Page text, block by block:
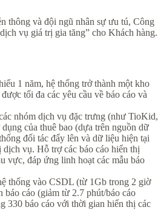
thông và đội ngũ nhân sự ưu tú, Công
vụ giá trị gia tăng” cho Khách hàng.
1 năm, hệ thống trở thành một kho
tối đa các yêu cầu về báo cáo và
nhóm dịch vụ đặc trưng (như TioKid,
của thuê bao (dựa trên nguồn dữ
đối tác đẩy lên và dữ liệu hiện tại
dịch vụ. Hỗ trợ các báo cáo hiển thị
vực, đáp ứng linh hoạt các mẫu báo
thống vào CSDL (từ 1Gb trong 2 giờ
cáo (giảm từ 2.7 phút/báo cáo
330 báo cáo với thời gian hiển thị các